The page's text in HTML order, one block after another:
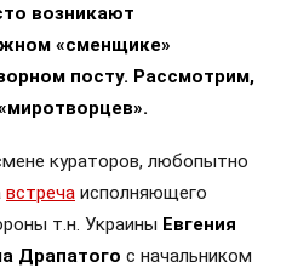
возникают
«сменщике»
посту. Рассмотрим,
кураторов, любопытно
встреча исполняющего
т.н. Украины Евгения
Драпатого с начальником